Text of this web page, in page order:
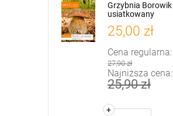
Grzybnia Borowik
usiatkowany
25,00 zł
Cena regularna:
27,90 zł
Najniższa cena:
25,90 zł
+
Grzybnia Borowik
szlachetny
25,00 zł
Cena regularna:
27,90 zł
Najniższa cena:
25,90 zł
+